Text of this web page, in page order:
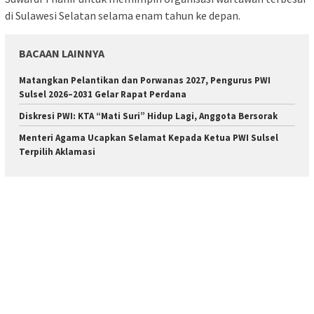
di Sulawesi Selatan selama enam tahun ke depan.
BACAAN LAINNYA
Matangkan Pelantikan dan Porwanas 2027, Pengurus PWI
Sulsel 2026–2031 Gelar Rapat Perdana
Diskresi PWI: KTA “Mati Suri” Hidup Lagi, Anggota Bersorak
Menteri Agama Ucapkan Selamat Kepada Ketua PWI Sulsel
Terpilih Aklamasi